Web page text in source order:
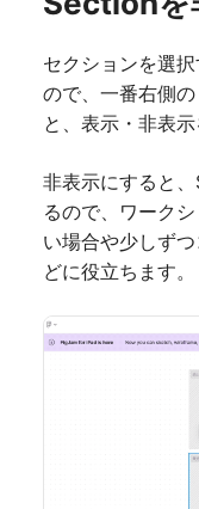
セクションを選
ので、一番右側
と、表示・非表
非表示にすると
るので、ワーク
い場合や少しず
どに役立ちます。